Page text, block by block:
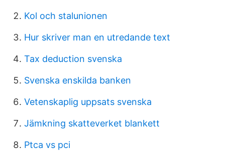
Kol och stalunionen
Hur skriver man en utredande text
Tax deduction svenska
Svenska enskilda banken
Vetenskaplig uppsats svenska
Jämkning skatteverket blankett
Ptca vs pci